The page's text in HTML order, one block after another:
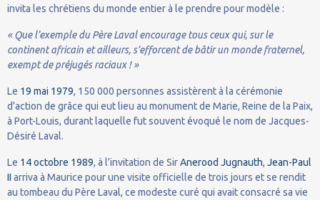
invita les chrétiens du monde entier à le prendre pour modèle :
« Que l’exemple du Père Laval encourage tous ceux qui, sur le
continent africain et ailleurs, s’efforcent de bâtir un monde fraternel,
exempt de préjugés raciaux ! »
Le 19 mai 1979, 150 000 personnes assistèrent à la cérémonie
d'action de grâce qui eut lieu au monument de Marie, Reine de la Paix,
à Port-Louis, durant laquelle fut souvent évoqué le nom de Jacques-
Désiré Laval.
Le 14octobre 1989, à l’invitation de SirAnerood Jugnauth, Jean-Paul
II arriva à Maurice pour une visite officielle de trois jours et se rendit
au tombeau du Père Laval, ce modeste curé qui avait consacré sa vie